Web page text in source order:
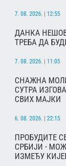
7. 08. 2026. | 12:55
ДАНКА
ТРЕБА ДА
7. 08. 2026. | 11:05
СНАЖНА
СУТРА
СВИХ МАЈКИ
6. 08. 2026. | 22:15
ПРОБУДИТЕ
СРБИЈИ -
ИЗМЕЂУ